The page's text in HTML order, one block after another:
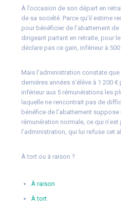
À l’occasion de son départ en
de sa société. Parce qu’il estime
pour bénéficier de l’abattement
dirigeant partant en retraite, pour
déclare pas ce gain, inférieur à 500
Mais l’administration constate
dernières années s’élève à 1 200
inférieur aux 5 rémunérations les
laquelle ne rencontrait pas de
bénéfice de l’abattement
rémunération normale, ce qui
l’administration, qui lui refuse cet
À tort ou à raison ?
À raison
À tort